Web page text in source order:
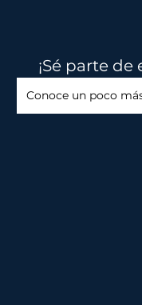
¡Sé parte
Conoce un poco